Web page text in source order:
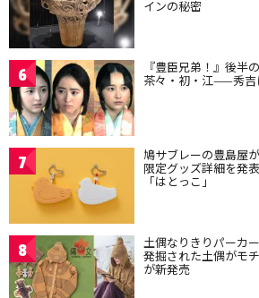
インの秘密
6 『豊臣兄弟！』後半
茶々・初・江——秀吉
7 鳩サブレーの豊島屋
限定グッズ詳細を発
「はとっこ」
8 土偶なりきりパーカ
発掘された土偶がモ
が新発売